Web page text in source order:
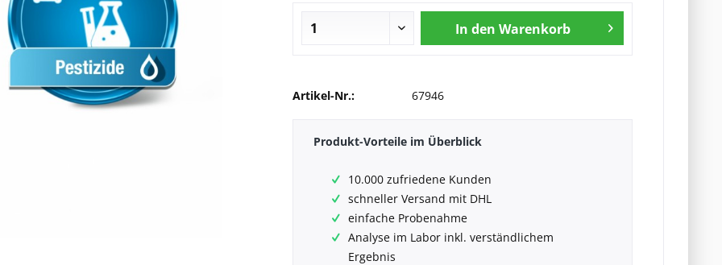
In den Warenkorb
Artikel-Nr.: 67946
Produkt-Vorteile im Überblick
10.000 zufriedene Kunden
schneller Versand mit DHL
einfache Probenahme
Analyse im Labor inkl. verständlichem
Ergebnis